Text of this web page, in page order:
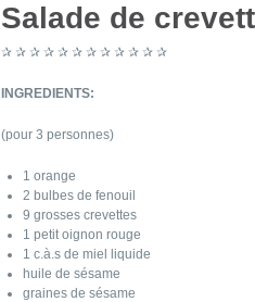
Salade de
✰ ✰ ✰ ✰ ✰ ✰ ✰ ✰ ✰ ✰ ✰ ✰
INGREDIENTS:
(pour 3 personnes)
1 orange
2 bulbes de fenouil
9 grosses crevettes
1 petit oignon rouge
1 c.à.s de miel liquide
huile de sésame
graines de sésame